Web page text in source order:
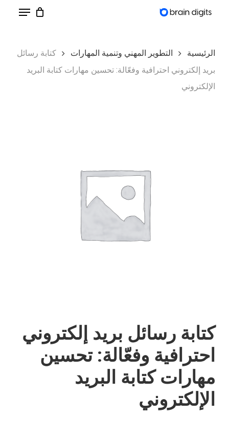
content
Menu
الرئيسية التطوير المهني وتنمية المهارات
كتابة رسائل
بريد إلكتروني احترافية وفعّالة: تحسين مهارات كتابة البريد
الإلكتروني
كتابة رسائل بريد إلكتروني
احترافية وفعّالة: تحسين
مهارات كتابة البريد
الإلكتروني
Menu